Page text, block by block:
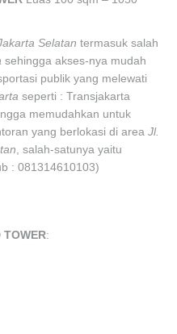
Selatan termasuk salah
sehingga akses-nya mudah
publik yang melewati
seperti : Transjakarta
memudahkan untuk
yang berlokasi di area Jl.
, salah-satunya yaitu
: 081314610103)
TOWER: